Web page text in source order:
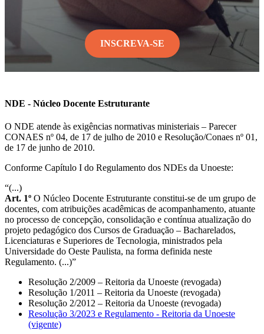
INSCREVA-SE
NDE - Núcleo Docente Estruturante
O NDE atende às exigências normativas ministeriais – Parecer
CONAES nº 04, de 17 de julho de 2010 e Resolução/Conaes nº 01,
de 17 de junho de 2010.
Conforme Capítulo I do Regulamento dos NDEs da Unoeste:
“(...)
Art. 1º O Núcleo Docente Estruturante constitui-se de um grupo de
docentes, com atribuições acadêmicas de acompanhamento, atuante
no processo de concepção, consolidação e contínua atualização do
projeto pedagógico dos Cursos de Graduação – Bacharelados,
Licenciaturas e Superiores de Tecnologia, ministrados pela
Universidade do Oeste Paulista, na forma definida neste
Regulamento. (...)”
Resolução 2/2009 – Reitoria da Unoeste (revogada)
Resolução 1/2011 – Reitoria da Unoeste (revogada)
Resolução 2/2012 – Reitoria da Unoeste (revogada)
Resolução 3/2023 e Regulamento - Reitoria da Unoeste
(vigente)